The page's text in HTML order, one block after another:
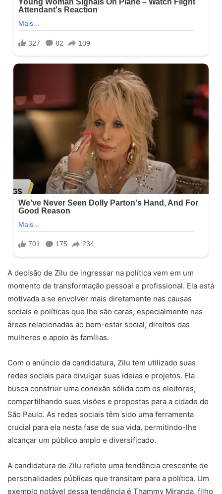
A decisão de Zilu de ingressar na política vem em um
momento de transformação pessoal e profissional. Ela está
motivada a se envolver mais diretamente nas causas
sociais e políticas que lhe são caras, especialmente nas
áreas relacionadas ao bem-estar social, direitos das
mulheres e apoio às famílias.
Com o anúncio da candidatura, Zilu tem utilizado suas
redes sociais para divulgar suas ideias e projetos. Ela
busca construir uma conexão sólida com os eleitores,
compartilhando suas visões e propostas para a cidade de
São Paulo. As redes sociais têm sido uma ferramenta
crucial para ela nesta fase de sua vida, permitindo-lhe
alcançar um público amplo e diversificado.
A candidatura de Zilu reflete uma tendência crescente de
personalidades públicas que transitam para a política. Um
exemplo notável dessa tendência é Thammy Miranda, filho